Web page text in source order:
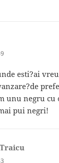
esti?ai
unu negru
pui negri!